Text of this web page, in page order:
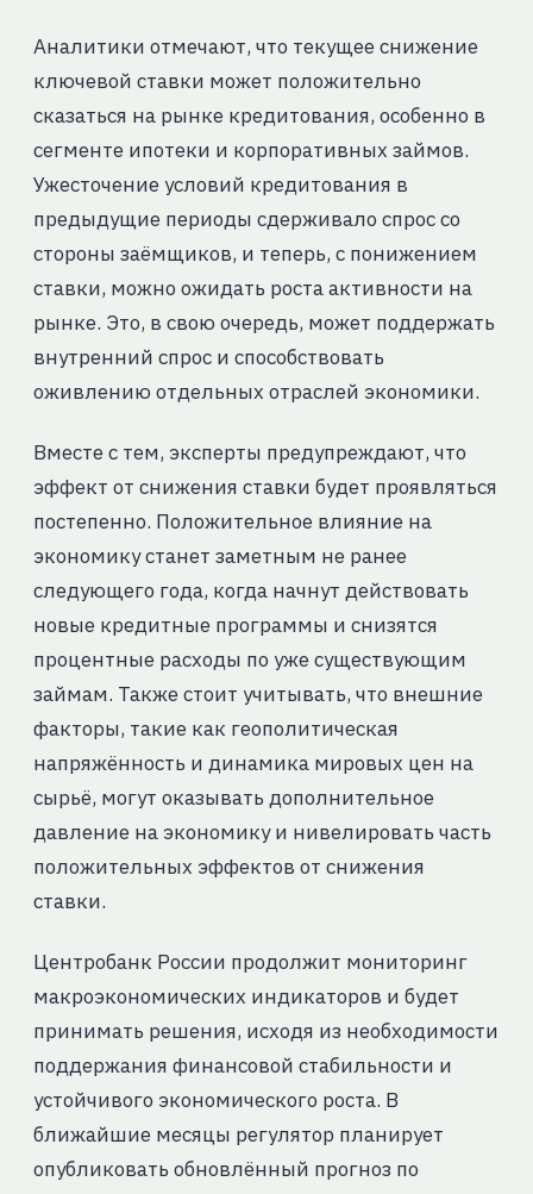
Аналитики отмечают, что текущее снижение
ключевой ставки может положительно
сказаться на рынке кредитования, особенно в
сегменте ипотеки и корпоративных займов.
Ужесточение условий кредитования в
предыдущие периоды сдерживало спрос со
стороны заёмщиков, и теперь, с понижением
ставки, можно ожидать роста активности на
рынке. Это, в свою очередь, может поддержать
внутренний спрос и способствовать
оживлению отдельных отраслей экономики.
Вместе с тем, эксперты предупреждают, что
эффект от снижения ставки будет проявляться
постепенно. Положительное влияние на
экономику станет заметным не ранее
следующего года, когда начнут действовать
новые кредитные программы и снизятся
процентные расходы по уже существующим
займам. Также стоит учитывать, что внешние
факторы, такие как геополитическая
напряжённость и динамика мировых цен на
сырьё, могут оказывать дополнительное
давление на экономику и нивелировать часть
положительных эффектов от снижения
ставки.
Центробанк России продолжит мониторинг
макроэкономических индикаторов и будет
принимать решения, исходя из необходимости
поддержания финансовой стабильности и
устойчивого экономического роста. В
ближайшие месяцы регулятор планирует
опубликовать обновлённый прогноз по